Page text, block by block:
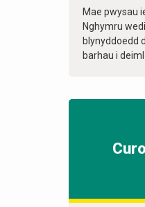
Mae pwysau
Nghymru
blynyddoedd
barhau i